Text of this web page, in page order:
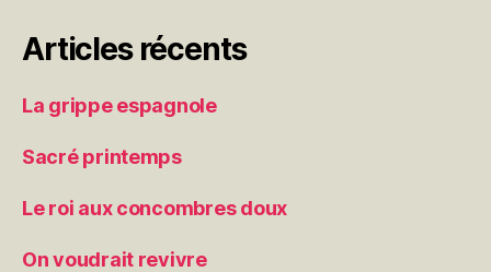
Articles récents
La grippe espagnole
Sacré printemps
Le roi aux concombres doux
On voudrait revivre